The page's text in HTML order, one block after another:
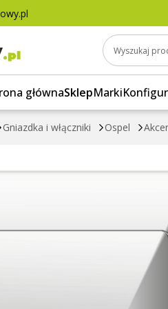
Wyszukaj
głównaSklepMarki
Gniazdka i włączniki Ospel
z